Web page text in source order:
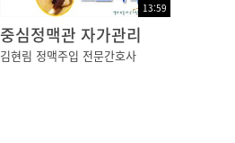
13:59
중심정맥관 자가관리
김현림 정맥주입 전문간호사